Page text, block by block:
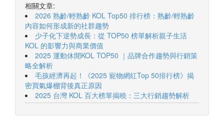
相關文章:
2026 熟齡/輕熟齡 KOL Top50 排行榜：熟齡/輕熟齡
內容如何形成新的社群趨勢
少子化下逆勢成長：從 TOP50 榜單解析親子生活
KOL 的影響力與商業價值
2025 運動休閒KOL TOP50 ｜品牌合作趨勢與行銷策
略全解析
毛孩經濟再起！《2025 寵物網紅Top 50排行榜》揭
密買氣爆棚背後真正原因
2025 台灣 KOL 百大榜單揭曉：三大行銷趨勢解析